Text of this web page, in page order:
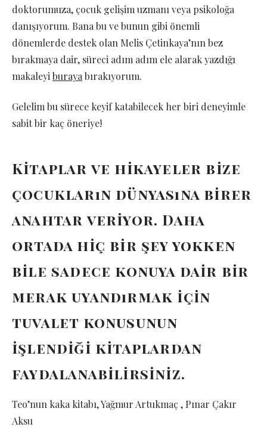
doktorumuza, çocuk gelişim uzmanı veya psikoloğa
danışıyorum. Bana bu ve bunun gibi önemli
dönemlerde destek olan Melis Çetinkaya’nın bez
bırakmaya dair, süreci adım adım ele alarak yazdığı
makaleyiburayabırakıyorum.
Gelelim bu sürece keyif katabilecek her biri deneyimle
sabit bir kaç öneriye!
Kitaplar ve hikayeler bize
çocukların dünyasına birer
anahtar veriyor. Daha
ortada hiç bir şey yokken
bile sadece konuya dair bir
merak uyandırmak için
tuvalet konusunun
işlendiği kitaplardan
faydalanabilirsiniz.
Teo’nun kaka kitabı, Yağmur Artukmaç , Pınar Çakır
Aksu